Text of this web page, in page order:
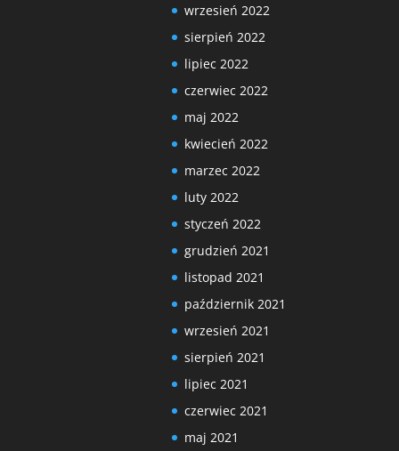
wrzesień 2022
sierpień 2022
lipiec 2022
czerwiec 2022
maj 2022
kwiecień 2022
marzec 2022
luty 2022
styczeń 2022
grudzień 2021
listopad 2021
październik 2021
wrzesień 2021
sierpień 2021
lipiec 2021
czerwiec 2021
maj 2021